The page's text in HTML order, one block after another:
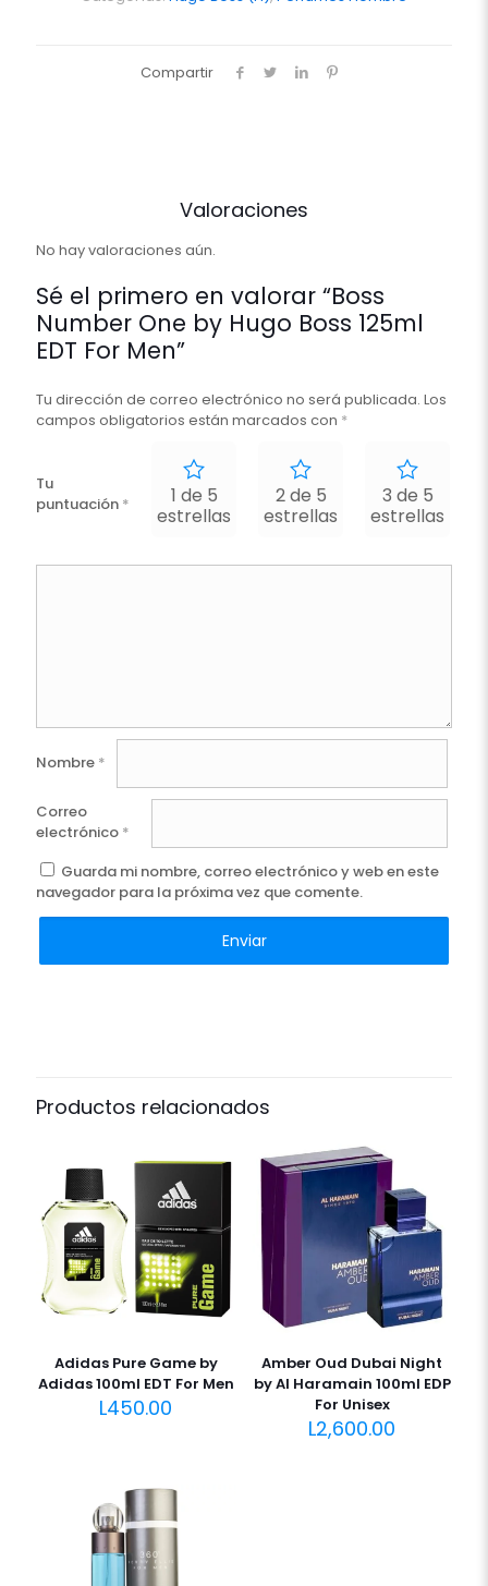
Compartir
Valoraciones
No hay valoraciones aún.
Sé el primero en valorar “Boss
Number One by Hugo Boss 125ml
EDT For Men”
Tu dirección de correo electrónico no será publicada. Los
campos obligatorios están marcados con *
Tu
puntuación *
1 de 5
estrellas
2 de 5
estrellas
3 de 5
estrellas
Nombre *
Correo
electrónico *
Guarda mi nombre, correo electrónico y web en este
navegador para la próxima vez que comente.
Productos relacionados
Adidas Pure Game by
Adidas 100ml EDT For Men
L450.00
Amber Oud Dubai Night
by Al Haramain 100ml EDP
For Unisex
L2,600.00